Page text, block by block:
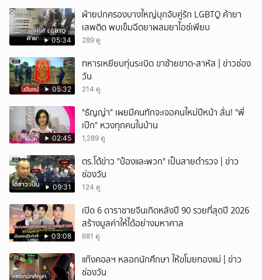
05:34
ฝ่ายปกครองบางใหญ่บุกจับคู่รัก LGBTQ ค้ายา
เสพติด พบเข็มฉีดยาผสมยาไอซ์เพียบ
289 ดู
05:32
ทหารเหยียบทุ่นระเบิด ขาซ้ายขาด-สาหัส | ข่าวช่อง
วัน
214 ดู
02:45
"ธัญญ่า" เผยมีคนทักจะเจอคนใหม่ปีหน้า ลั่น! "พี่
เป๊ก" หวงทุกคนในบ้าน
1,289 ดู
09:31
ตร.โต้ข่าว "ป๋องและพวก" เป็นสายตำรวจ | ข่าว
ช่องวัน
124 ดู
03:08
เปิด 6 ดาราชายจีนเกิดหลังปี 90 รวยที่สุดปี 2026
สร้างมูลค่าให้ได้อย่างมหาศาล
681 ดู
แก๊งคอลฯ หลอกนักศึกษา ให้ขโมยทองแม่ | ข่าว
ช่องวัน